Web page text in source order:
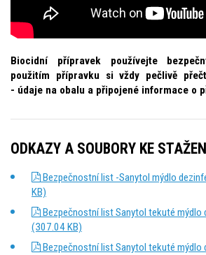
Biocidní přípravek používejte
použitím přípravku si vždy pečlivě
- údaje na obalu a připojené informace o
ODKAZY A SOUBORY KE
Bezpečnostní list -Sanytol mýdlo
KB)
Bezpečnostní list Sanytol tekuté mýdlo
(307.04 KB)
Bezpečnostní list Sanytol tekuté mýdlo